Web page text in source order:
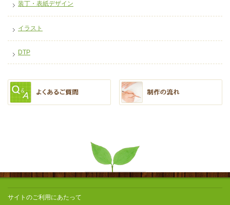
装丁・表紙デザイン
イラスト
DTP
サイトのご利用にあたって